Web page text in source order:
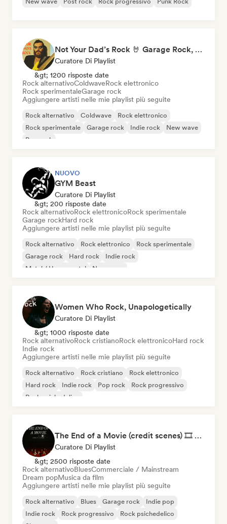
Not Your Dad’s Rock 🤘 Garage Rock, Alt-Rock & Indie Anthems
Curatore Di Playlist
&gt; 1200 risposte date
Rock alternativoColdwaveRock elettronico
Rock sperimentaleGarage rock
Aggiungere artisti nelle mie playlist più seguite
Rock alternativo Coldwave
Rock elettronico
Rock sperimentale
Garage rock Indie rock
New wave
Pop rock
NUOVO
GYM Beast
Curatore Di Playlist
&gt; 200 risposte date
Rock alternativoRock elettronicoRock sperimentale
Garage rockHard rock
Aggiungere artisti nelle mie playlist più seguite
Rock alternativo Rock elettronico
Rock sperimentale
Garage rock
Hard rock
Indie rock
Metal / Heavy metal
New wave
Women Who Rock, Unapologetically
Curatore Di Playlist
&gt; 1000 risposte date
Rock alternativoRock cristianoRock elettronicoHard rock
Indie rock
Aggiungere artisti nelle mie playlist più seguite
Rock alternativo Rock cristiano
Rock elettronico
Hard rock
Indie rock Pop rock
Rock progressivo
Rock psichedelico
The End of a Movie (credit scenes) 🎞️ Cinematic Dream Pop & Bedroom Indie
Curatore Di Playlist
&gt; 2500 risposte date
Rock alternativoBluesCommerciale / Mainstream
Dream popMusica da film
Aggiungere artisti nelle mie playlist più seguite
Rock alternativo Blues Garage rock
Indie pop
Indie rock
Rock progressivo
Rock psichedelico